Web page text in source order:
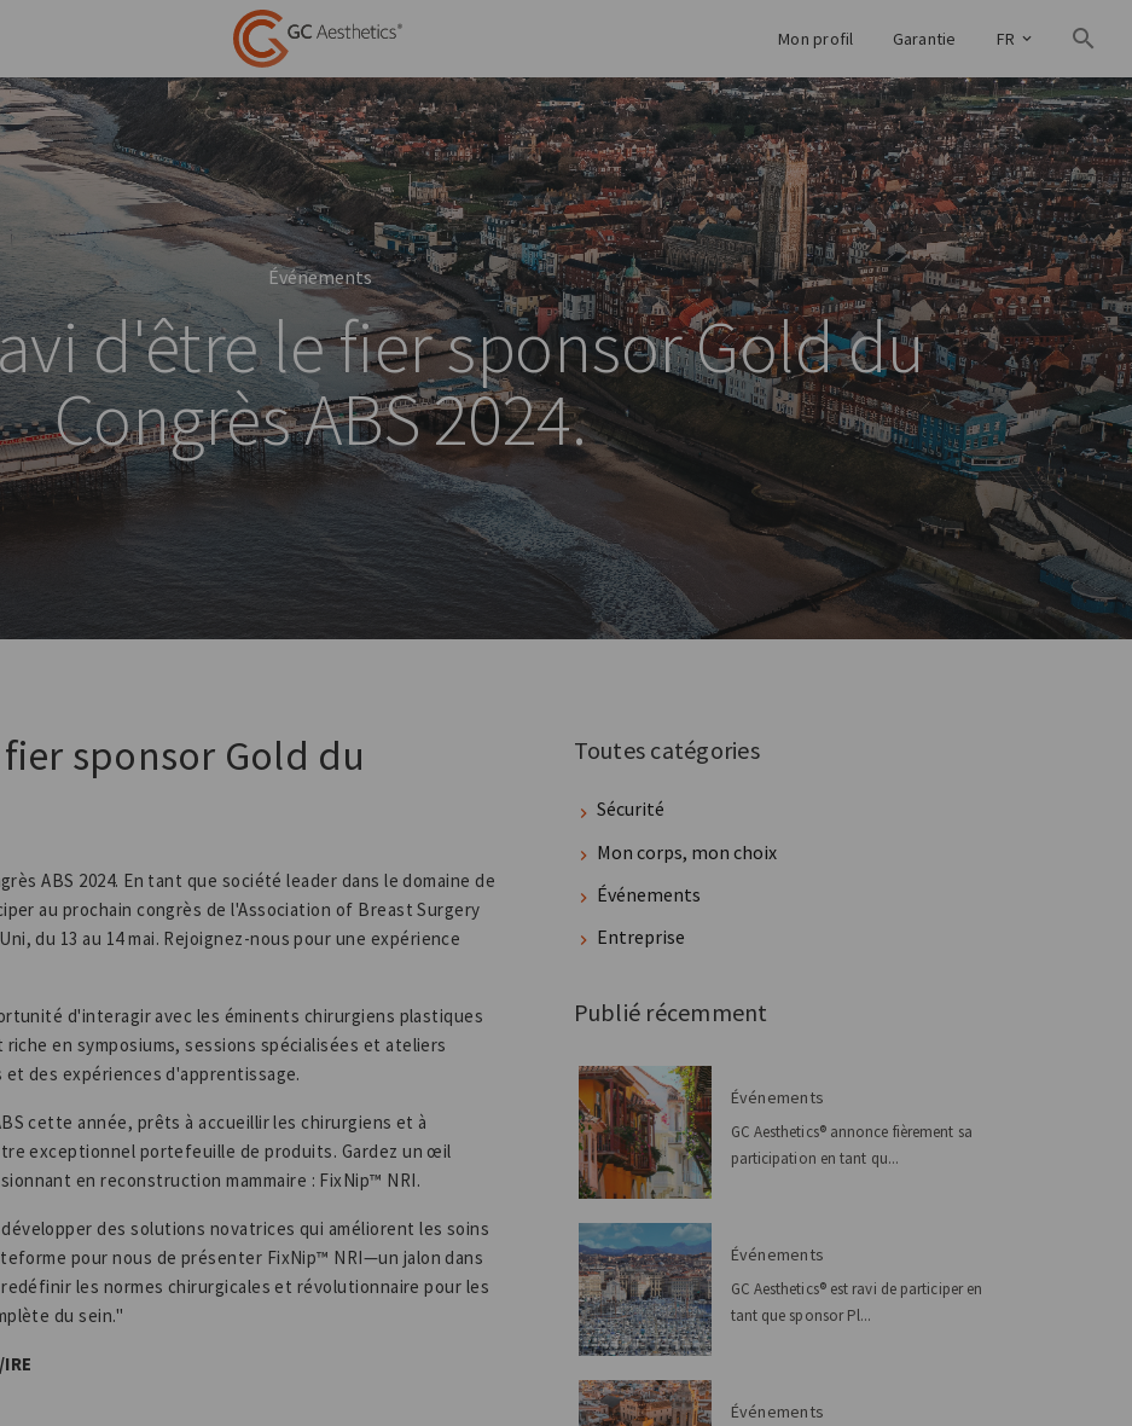
Mon profil Garantie FR
Événements
d'être le fier sponsor Gold du
Congrès ABS 2024.
sponsor Gold du
ABS 2024. En tant que société leader dans le domaine de
au prochain congrès de l'Association of Breast Surgery
du 13 au 14 mai. Rejoignez-nous pour une expérience
d'interagir avec les éminents chirurgiens plastiques
en symposiums, sessions spécialisées et ateliers
des expériences d'apprentissage.
cette année, prêts à accueillir les chirurgiens et à
exceptionnel portefeuille de produits. Gardez un œil
en reconstruction mammaire : FixNip™ NRI.
des solutions novatrices qui améliorent les soins
pour nous de présenter FixNip™ NRI—un jalon dans
les normes chirurgicales et révolutionnaire pour les
du sein."
Toutes catégories
Sécurité
Mon corps, mon choix
Événements
Entreprise
Publié récemment
Événements
GC Aesthetics® annonce fièrement sa
participation en tant qu...
Événements
GC Aesthetics® est ravi de participer en
tant que sponsor Pl...
Événements